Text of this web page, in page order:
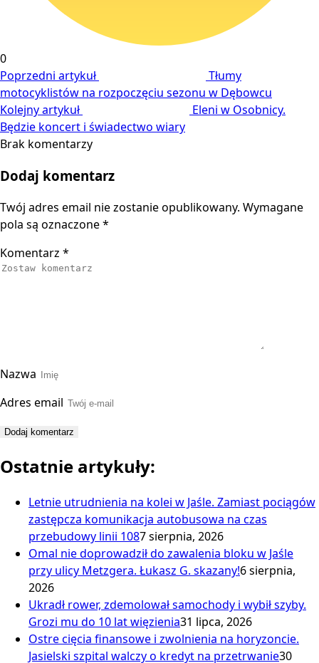
0
Poprzedni artykuł
Tłumy
motocyklistów na rozpoczęciu sezonu w Dębowcu
Kolejny artykuł
Eleni w Osobnicy.
Będzie koncert i świadectwo wiary
Brak komentarzy
Dodaj komentarz
Twój adres email nie zostanie opublikowany. Wymagane
pola są oznaczone*
Komentarz *
Nazwa
Adres email
Ostatnie artykuły:
Letnie utrudnienia na kolei w Jaśle. Zamiast pociągów
zastępcza komunikacja autobusowa na czas
przebudowy linii 1087 sierpnia, 2026
Omal nie doprowadził do zawalenia bloku w Jaśle
przy ulicy Metzgera. Łukasz G. skazany!6 sierpnia,
2026
Ukradł rower, zdemolował samochody i wybił szyby.
Grozi mu do 10 lat więzienia31 lipca, 2026
Ostre cięcia finansowe i zwolnienia na horyzoncie.
Jasielski szpital walczy o kredyt na przetrwanie30